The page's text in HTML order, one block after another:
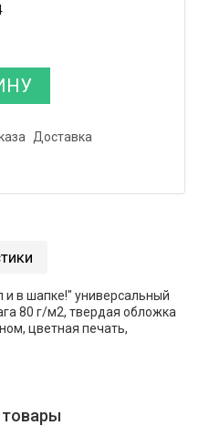
Доставка
и в шапке!" универсальный
80 г/м2, твердая обложка
цветная печать,